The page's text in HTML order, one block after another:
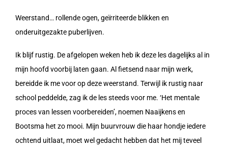
Weerstand… rollende ogen, geïrriteerde blikken en
onderuitgezakte puberlijven.
Ik blijf rustig. De afgelopen weken heb ik deze les dagelijks al in
mijn hoofd voorbij laten gaan. Al fietsend naar mijn werk,
bereidde ik me voor op deze weerstand. Terwijl ik rustig naar
school peddelde, zag ik de les steeds voor me. ‘Het mentale
proces van lessen voorbereiden’, noemen Naaijkens en
Bootsma het zo mooi. Mijn buurvrouw die haar hondje iedere
ochtend uitlaat, moet wel gedacht hebben dat het mij teveel